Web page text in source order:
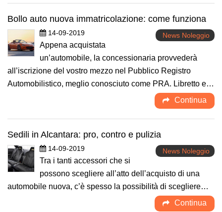
Bollo auto nuova immatricolazione: come funziona
14-09-2019 News Noleggio
Appena acquistata
un’automobile, la concessionaria provvederà
all’iscrizione del vostro mezzo nel Pubblico Registro
Automobilistico, meglio conosciuto come PRA. Libretto e…
Continua
Sedili in Alcantara: pro, contro e pulizia
14-09-2019 News Noleggio
Tra i tanti accessori che si
possono scegliere all’atto dell’acquisto di una
automobile nuova, c’è spesso la possibilità di scegliere…
Continua